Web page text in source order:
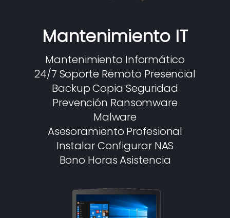
Mantenimiento IT
Mantenimiento Informático
24/7 Soporte Remoto Presencial
Backup Copia Seguridad
Prevención Ransomware
Malware
Asesoramiento Profesional
Instalar Configurar NAS
Bono Horas Asistencia